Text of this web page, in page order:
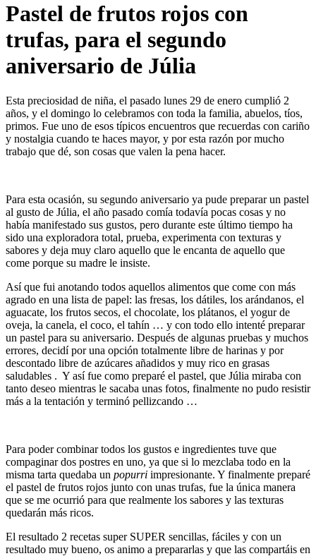
Pastel de frutos rojos con
trufas, para el segundo
aniversario de Júlia
Esta preciosidad de niña, el pasado lunes 29 de enero cumplió 2
años, y el domingo lo celebramos con toda la familia, abuelos, tíos,
primos. Fue uno de esos típicos encuentros que recuerdas con cariño
y nostalgia cuando te haces mayor, y por esta razón por mucho
trabajo que dé, son cosas que valen la pena hacer.
Para esta ocasión, su segundo aniversario ya pude preparar un pastel
al gusto de Júlia, el año pasado comía todavía pocas cosas y no
había manifestado sus gustos, pero durante este último tiempo ha
sido una exploradora total, prueba, experimenta con texturas y
sabores y deja muy claro aquello que le encanta de aquello que
come porque su madre le insiste.
Así que fui anotando todos aquellos alimentos que come con más
agrado en una lista de papel: las fresas, los dátiles, los arándanos, el
aguacate, los frutos secos, el chocolate, los plátanos, el yogur de
oveja, la canela, el coco, el tahín … y con todo ello intenté preparar
un pastel para su aniversario. Después de algunas pruebas y muchos
errores, decidí por una opción totalmente libre de harinas y por
descontado libre de azúcares añadidos y muy rico en grasas
saludables . Y así fue como preparé el pastel, que Júlia miraba con
tanto deseo mientras le sacaba unas fotos, finalmente no pudo resistir
más a la tentación y terminó pellizcando …
Para poder combinar todos los gustos e ingredientes tuve que
compaginar dos postres en uno, ya que si lo mezclaba todo en la
misma tarta quedaba un popurri impresionante. Y finalmente preparé
el pastel de frutos rojos junto con unas trufas, fue la única manera
que se me ocurrió para que realmente los sabores y las texturas
quedarán más ricos.
El resultado 2 recetas super SUPER sencillas, fáciles y con un
resultado muy bueno, os animo a prepararlas y que las compartáis en